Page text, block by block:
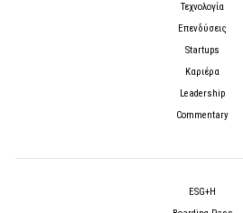
Τεχνολογία
Επενδύσεις
Startups
Καριέρα
Leadership
Commentary
ESG+H